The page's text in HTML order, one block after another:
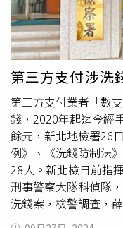
錢泰銖4億8250萬餘
1兆4407億餘元，初
取百分之15的手續費
警方於2024年11月間
元、電腦主機、手機
依違反《賭博罪》及
第三方支付涉
第三方支付業者「數
錢，2020年起迄今經
餘元，新北地檢署26
例》、《洗錢防制法
28人。新北檢日前指
刑事警察大隊科偵隊
洗錢案，檢警調查，
公司，並登記為第三